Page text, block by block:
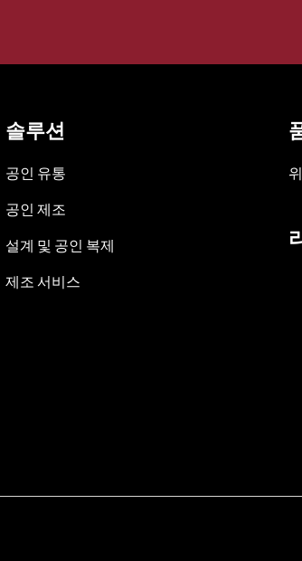
솔루션
공인 유통
공인 제조
설계 및 공인 복제
제조 서비스